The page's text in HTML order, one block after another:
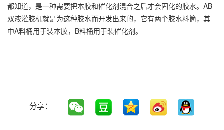
都知道，是一种需要把本胶和催化剂混合之后才会固化的胶水。AB
双液灌胶机就是为这种胶水而开发出来的，它有两个胶水料筒，其
中A料桶用于装本胶，B料桶用于装催化剂。
分享：